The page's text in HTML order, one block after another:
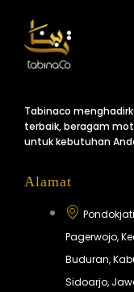
Tabinaco
terbaik, beragam
untuk kebutuhan
Alamat
Pagerwojo,
Buduran,
Sidoarjo,